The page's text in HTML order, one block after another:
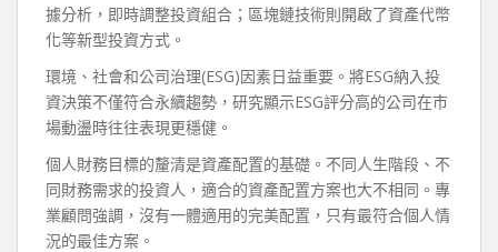
據分析，即時調整投資組合；區塊鏈技術則開啟了資產代幣
化等新型投資方式。
環境、社會和公司治理(ESG)因素日益重要。將ESG納入投
資決策不僅符合永續趨勢，研究顯示ESG評分高的公司在市
場動盪時往往表現更穩健。
個人財務目標的釐清是資產配置的基礎。不同人生階段、不
同財務需求的投資人，適合的資產配置方案也大不相同。專
業顧問強調，沒有一體適用的完美配置，只有最符合個人情
況的最佳方案。